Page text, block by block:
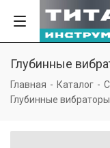
Глубинные
Главная - Каталог -
Глубинные вибраторы